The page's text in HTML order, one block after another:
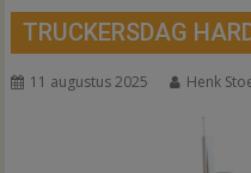
TRUCKERSDAG
11 augustus 2025 Henk